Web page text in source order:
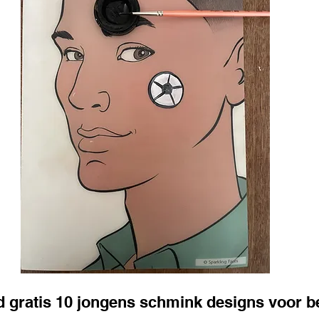
gratis 10 jongens schmink designs voor